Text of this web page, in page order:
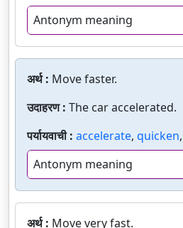
Antonym meaning
अर्थ : Move faster.
उदाहरण : The car accelerated.
पर्यायवाची : accelerate, quicken,
Antonym meaning
अर्थ : Move very fast.